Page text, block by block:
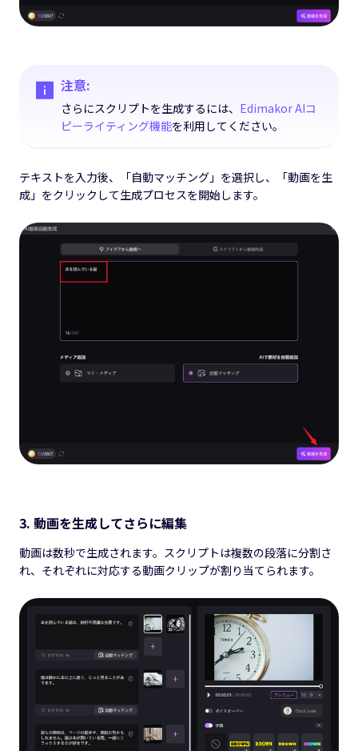
注意:
さらにスクリプトを生成するには、 Edimakor AIコ
ピーライティング機能を利用してください。
テキストを入力後、「自動マッチング」を選択し、「動画を生
成」をクリックして生成プロセスを開始します。
3. 動画を生成してさらに編集
動画は数秒で生成されます。スクリプトは複数の段落に分割さ
れ、それぞれに対応する動画クリップが割り当てられます。